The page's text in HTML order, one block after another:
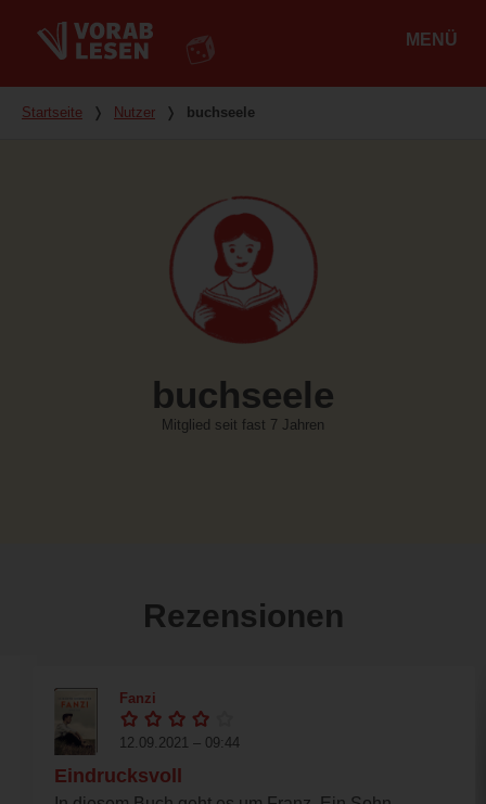
MENÜ
Du bist hier
Startseite ❭ Nutzer ❭ buchseele
buchseele
Mitglied seit fast 7 Jahren
Rezensionen
Fanzi
12.09.2021 – 09:44
Eindrucksvoll